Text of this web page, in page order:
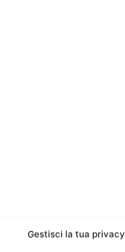
Gestisci la tua privacy